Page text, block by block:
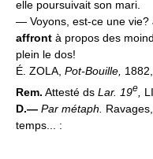
elle poursuivait son mari.
— Voyons, est-ce une vie?
affront à propos des
plein le dos!
É. ZOLA, Pot-Bouille,
Rem. Attesté ds Lar. 19e
D.— Par métaph.
temps... :